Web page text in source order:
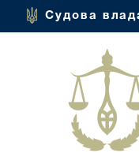
Судова